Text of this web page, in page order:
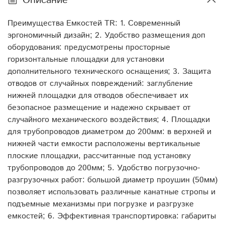
Габариты: 200x200x173 Штуцер: 1/2" - 2" Диаметр
крышки: 40 Цвет: серый Материал наружного/
внутреннего слоя: первичный LLDPE (линейный
полиэтилен низкой плотности, ЛПНП)
Преимущества Емкостей TR: 1. Современный
эргономичный дизайн; 2. Удобство размещения доп
оборудования: предусмотрены просторные
горизонтальные площадки для установки
дополнительного технического оснащения; 3. Защита
отводов от случайных повреждений: заглубление
нижней площадки для отводов обеспечивает их
безопасное размещение и надежно скрывает от
случайного механического воздействия; 4. Площадки
для трубопроводов диаметром до 200мм: в верхней и
нижней части емкости расположены вертикальные
плоские площадки, рассчитанные под установку
трубопроводов до 200мм; 5. Удобство погрузочно-
разгрузочных работ: большой диаметр проушин (50мм)
позволяет использовать различные канатные стропы и
подъемные механизмы при погрузке и разгрузке
емкостей; 6. Эффективная транспортировка: габариты